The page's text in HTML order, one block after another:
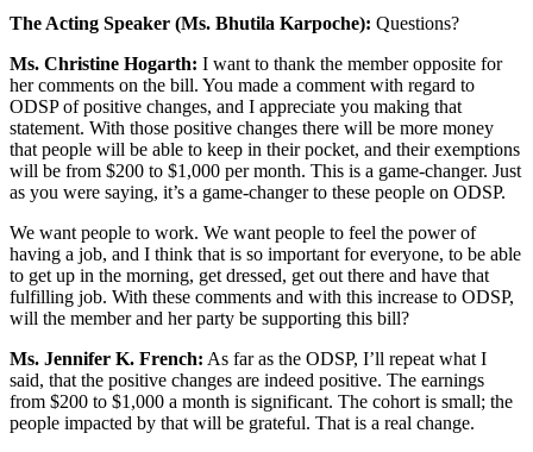
The Acting Speaker (Ms. Bhutila Karpoche): Questions?
Ms. Christine Hogarth: I want to thank the member opposite for
her comments on the bill. You made a comment with regard to
ODSP of positive changes, and I appreciate you making that
statement. With those positive changes there will be more money
that people will be able to keep in their pocket, and their exemptions
will be from $200 to $1,000 per month. This is a game-changer. Just
as you were saying, it’s a game-changer to these people on ODSP.
We want people to work. We want people to feel the power of
having a job, and I think that is so important for everyone, to be able
to get up in the morning, get dressed, get out there and have that
fulfilling job. With these comments and with this increase to ODSP,
will the member and her party be supporting this bill?
Ms. Jennifer K. French: As far as the ODSP, I’ll repeat what I
said, that the positive changes are indeed positive. The earnings
from $200 to $1,000 a month is significant. The cohort is small; the
people impacted by that will be grateful. That is a real change.